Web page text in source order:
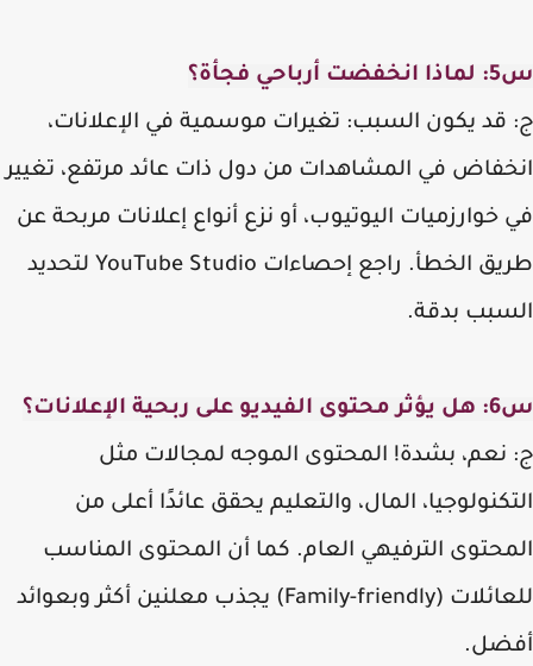
فجأة؟
يكون السبب: تغيرات موسمية في الإعلانات،
في المشاهدات من دول ذات عائد مرتفع، تغيير
خوارزميات اليوتيوب، أو نزع أنواع إعلانات مربحة عن
طريق الخطأ. راجع إحصاءات YouTube Studio لتحديد
بدقة.
بشدة! المحتوى الموجه لمجالات مثل
المال، والتعليم يحقق عائدًا أعلى من
الترفيهي العام. كما أن المحتوى المناسب
للعائلات (Family-friendly) يجذب معلنين أكثر وبعوائد